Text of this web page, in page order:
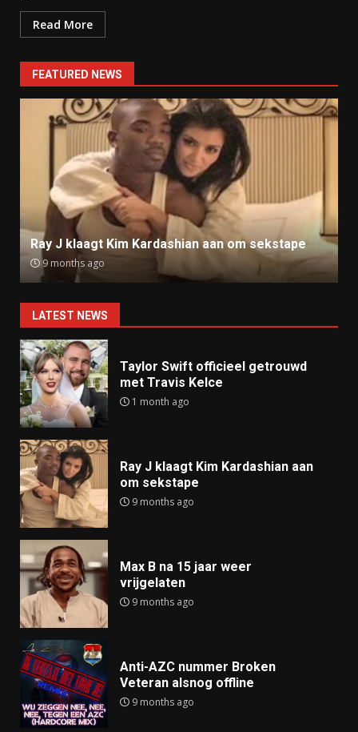
Read More
FEATURED NEWS
Ray J klaagt Kim Kardashian aan om sekstape
9 months ago
LATEST NEWS
Taylor Swift officieel getrouwd
met Travis Kelce
1 month ago
Ray J klaagt Kim Kardashian aan
om sekstape
9 months ago
Max B na 15 jaar weer
vrijgelaten
9 months ago
Anti-AZC nummer Broken
Veteran alsnog offline
9 months ago